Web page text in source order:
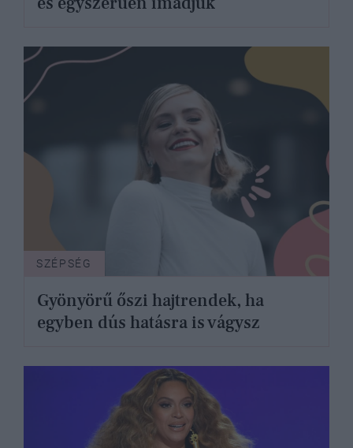
SZÉPSÉG
Gyönyörű őszi hajtrendek, ha
egyben dús hatásra is vágysz